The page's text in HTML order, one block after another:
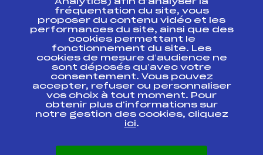
Ressources
Pass’Neige
Projet sportif fédéral
Projet de performance fédéral
Antidopage
Pôle Développement, Formation, Suivi
Scientifique
Listes ministérielles
Pôle vie de l’athlète
Enseignement professionnel
Analytics) afin d’analyser la
fréquentation du site, vous
proposer du contenu vidéo et les
performances du site, ainsi que des
cookies permettant le
fonctionnement du site. Les
cookies de mesure d’audience ne
sont déposés qu’avec votre
consentement. Vous pouvez
accepter, refuser ou personnaliser
vos choix à tout moment. Pour
obtenir plus d'informations sur
notre gestion des cookies, cliquez
ici.